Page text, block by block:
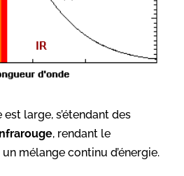
large, s’étendant des
, rendant le
un mélange continu d’énergie.